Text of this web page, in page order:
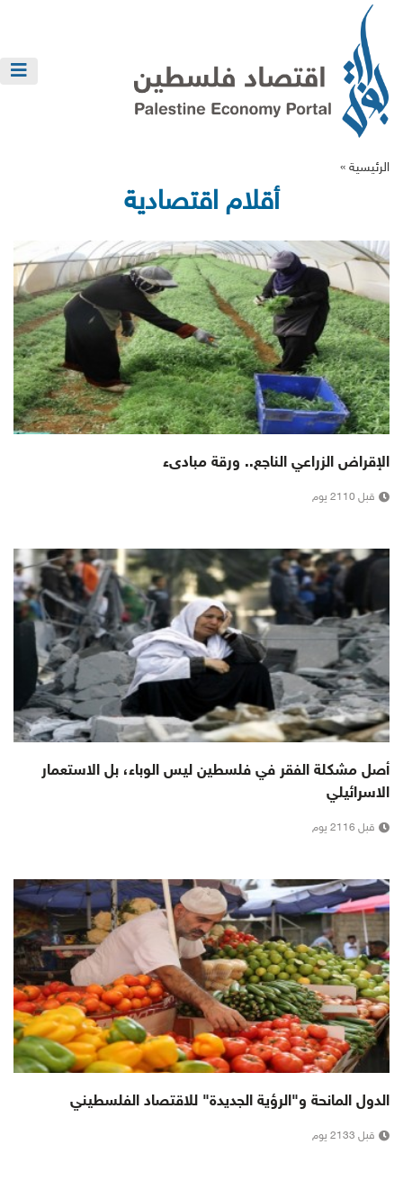
الرئيسية »
أقلام اقتصادية
الإقراض الزراعي الناجع.. ورقة مبادىء
قبل 2110 يوم
أصل مشكلة الفقر في فلسطين ليس الوباء، بل الاستعمار
الاسرائيلي
قبل 2116 يوم
الدول المانحة و"الرؤية الجديدة" للاقتصاد الفلسطيني
قبل 2133 يوم